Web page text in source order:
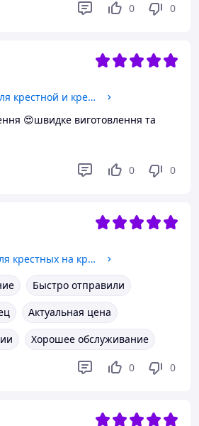
0 0
Пригласительный для крестной и крестного на крестины от девочки Акриловая ножка
😍швидке виготовлення та
0 0
Пригласительные для крестных на крестины от мальчика
Быстро отправили
Актуальная цена
Хорошее обслуживание
0 0